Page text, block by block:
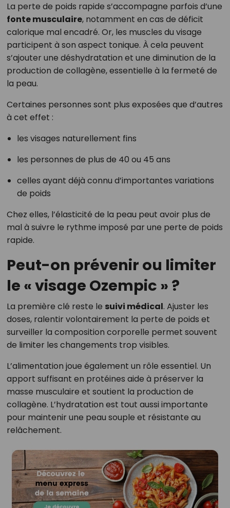
La perte de poids rapide s’accompagne parfois d’une
fonte musculaire, notamment en cas de déficit
calorique mal encadré. Or, les muscles du visage
participent à son aspect tonique. À cela peuvent
s’ajouter une déshydratation et une diminution de la
production de collagène, essentielle à la fermeté de
la peau.
Certaines personnes sont plus exposées que d’autres
à cet effet :
les visages naturellement fins
les personnes de plus de 40 ou 45 ans
celles ayant déjà connu d’importantes variations
de poids
Chez elles, l’élasticité de la peau peut avoir plus de
mal à suivre le rythme imposé par une perte de poids
rapide.
Peut-on prévenir ou limiter
le « visage Ozempic » ?
La première clé reste le suivi médical. Ajuster les
doses, ralentir volontairement la perte de poids et
surveiller la composition corporelle permet souvent
de limiter les changements trop visibles.
L’alimentation joue également un rôle essentiel. Un
apport suffisant en protéines aide à préserver la
masse musculaire et soutient la production de
collagène. L’hydratation est tout aussi importante
pour maintenir une peau souple et résistante au
relâchement.